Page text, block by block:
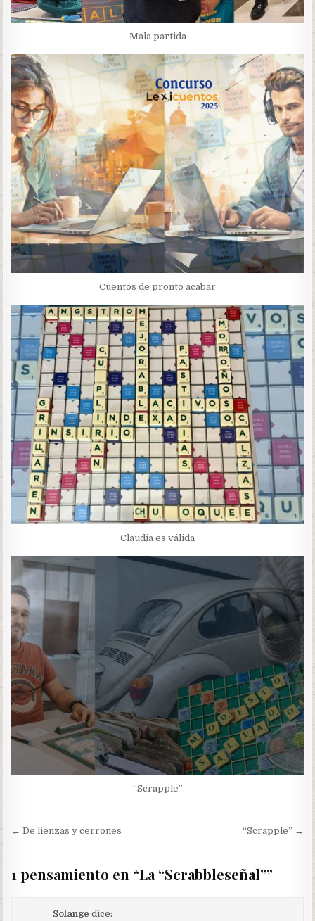
Mala partida
Cuentos de pronto acabar
Claudia es válida
“Scrapple”
Navegación
entradas
← De lienzas y cerrones “Scrapple” →
1 pensamiento en “La “Scrabbleseñal””
Solange dice: